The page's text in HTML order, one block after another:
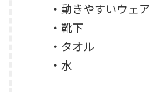
・動きやすいウェア
・靴下
・タオル
・水